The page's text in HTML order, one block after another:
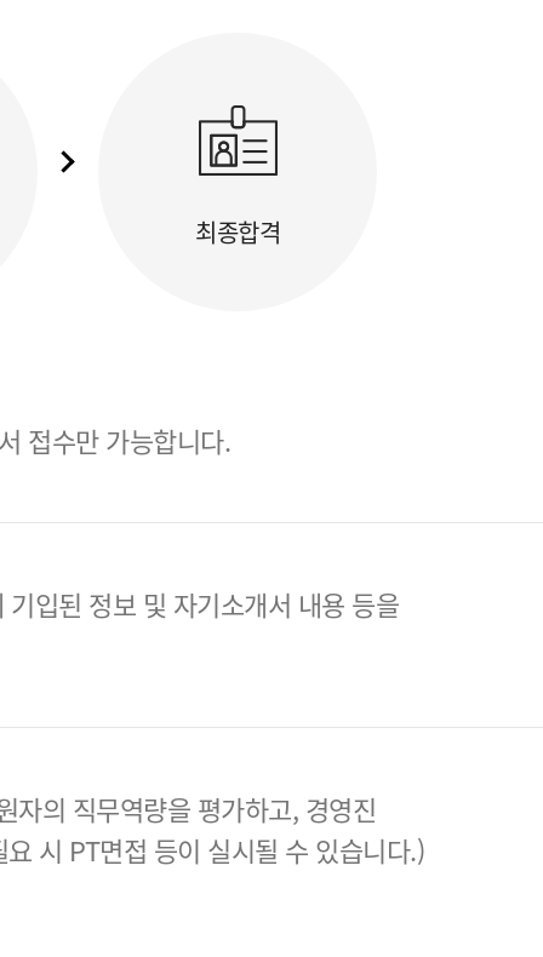
최종합격
접수만 가능합니다.
입된 정보 및 자기소개서 내용 등을
자의 직무역량을 평가하고, 경영진
시 PT면접 등이 실시될 수 있습니다.)